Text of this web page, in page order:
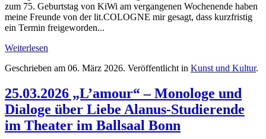
zum 75. Geburtstag von KiWi am vergangenen Wochenende haben
meine Freunde von der lit.COLOGNE mir gesagt, dass kurzfristig
ein Termin freigeworden...
Weiterlesen
Geschrieben am 06. März 2026. Veröffentlicht in Kunst und Kultur.
25.03.2026 „L’amour“ – Monologe und
Dialoge über Liebe Alanus-Studierende
im Theater im Ballsaal Bonn